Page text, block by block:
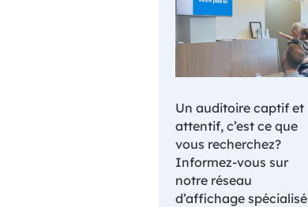
Un auditoire captif et
attentif, c’est ce que
vous recherchez?
Informez-vous sur
notre réseau
d’affichage spécialisé